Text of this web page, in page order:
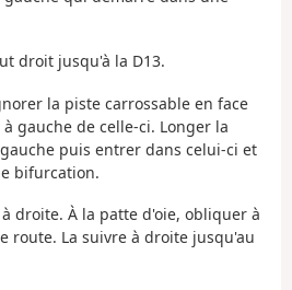
droit jusqu'à la D13.
la piste carrossable en face
gauche de celle-ci. Longer la
puis entrer dans celui-ci et
bifurcation.
droite. À la patte d'oie, obliquer à
route. La suivre à droite jusqu'au